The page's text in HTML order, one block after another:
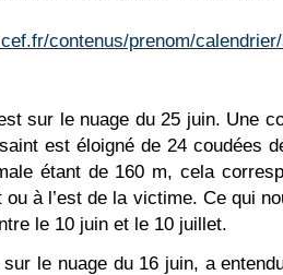
contenus/prenom/
sur le nuage du 25 juin. Une
est éloigné de 24 coudées
étant de 160 m, cela
ou à l’est de la victime. Ce qui
le 10 juin et le 10 juillet.
sur le nuage du 16 juin, a